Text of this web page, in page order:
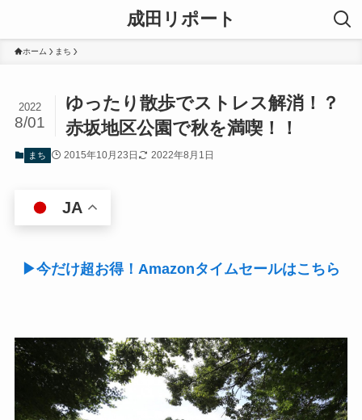
成田リポート
ホーム まち
ゆったり散歩でストレス解消！？
赤坂地区公園で秋を満喫！！
2022
8/01
まち 2015年10月23日 2022年8月1日
JA
▶今だけ超お得！Amazonタイムセールはこちら